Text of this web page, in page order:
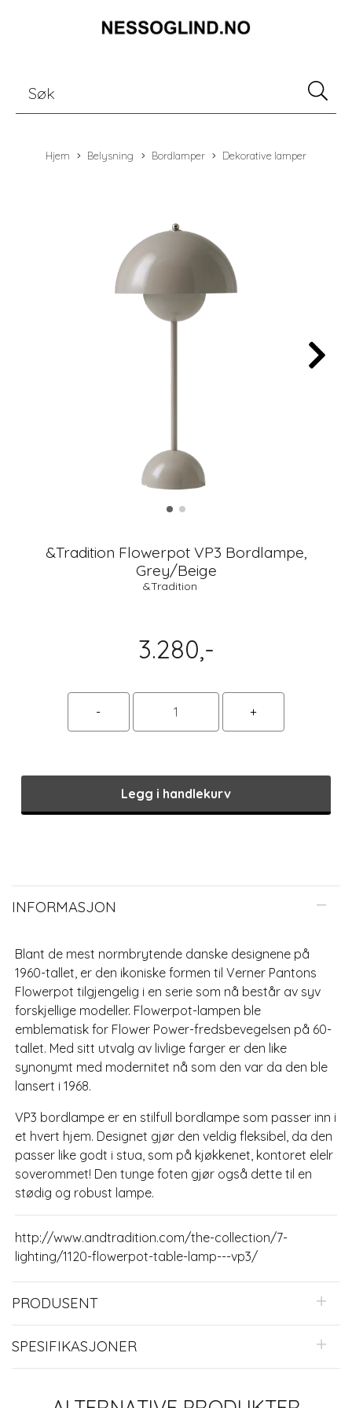
Hjem Belysning Bordlamper Dekorative lamper
&Tradition Flowerpot VP3 Bordlampe,
Grey/Beige
&Tradition
3.280,-
Legg i handlekurv
INFORMASJON
Blant de mest normbrytende danske designene på
1960-tallet, er den ikoniske formen til Verner Pantons
Flowerpot tilgjengelig i en serie som nå består av syv
forskjellige modeller. Flowerpot-lampen ble
emblematisk for Flower Power-fredsbevegelsen på 60-
tallet. Med sitt utvalg av livlige farger er den like
synonymt med modernitet nå som den var da den ble
lansert i 1968.
VP3 bordlampe er en stilfull bordlampe som passer inn i
et hvert hjem. Designet gjør den veldig fleksibel, da den
passer like godt i stua, som på kjøkkenet, kontoret elelr
soverommet! Den tunge foten gjør også dette til en
stødig og robust lampe.
http://www.andtradition.com/the-collection/7-
lighting/1120-flowerpot-table-lamp---vp3/
PRODUSENT
SPESIFIKASJONER